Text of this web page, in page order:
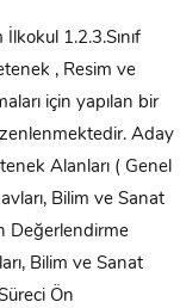
1.2.3.Sınıf
, Resim ve
için yapılan bir
Aday
Alanları ( Genel
Bilim ve Sanat
Değerlendirme
Bilim ve Sanat
Ön